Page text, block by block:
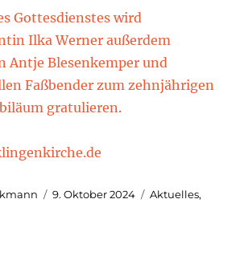
Gottesdienstes wird
Ilka Werner außerdem
Antje Blesenkemper und
Faßbender zum zehnjährigen
gratulieren.
Veröffentlicht
9. Oktober 2024 Kategorien
Aktuelles,